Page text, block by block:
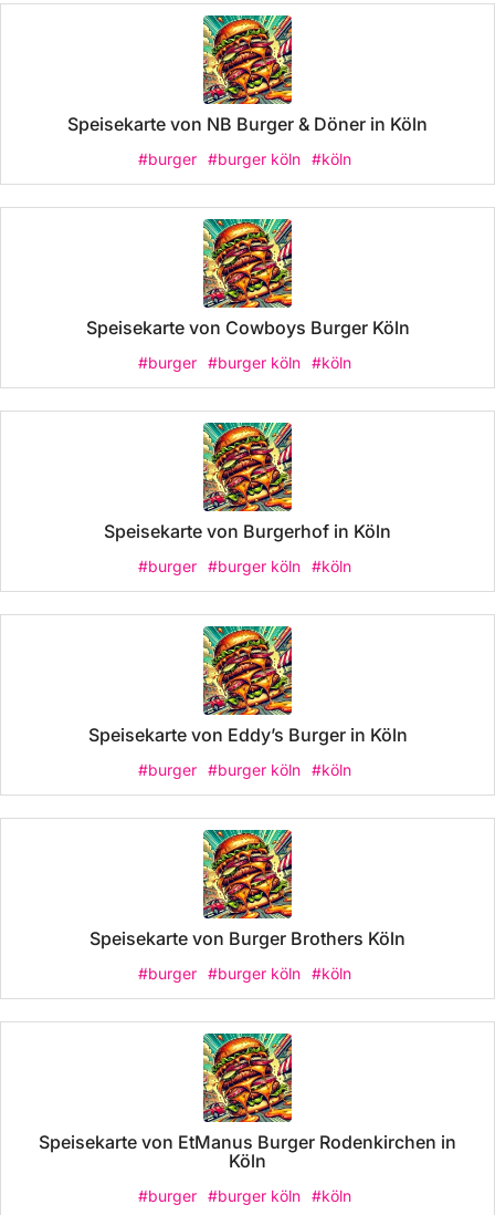
Speisekarte von NB Burger & Döner in Köln
#burger #burger köln #köln
Speisekarte von Cowboys Burger Köln
#burger #burger köln #köln
Speisekarte von Burgerhof in Köln
#burger #burger köln #köln
Speisekarte von Eddy’s Burger in Köln
#burger #burger köln #köln
Speisekarte von Burger Brothers Köln
#burger #burger köln #köln
Speisekarte von EtManus Burger Rodenkirchen in
Köln
#burger #burger köln #köln